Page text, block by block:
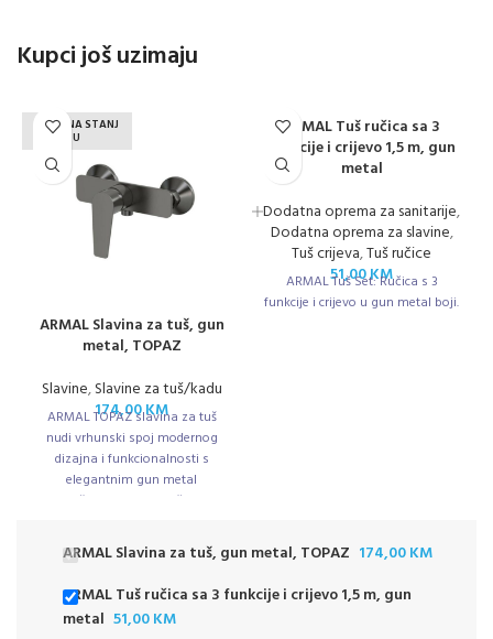
Kupci još uzimaju
NEMA NA STANJ
U
ARMAL Slavina za tuš, gun
metal, TOPAZ
Slavine,Slavine za tuš/kadu
174,00KM
ARMAL TOPAZ slavina za tuš
nudi vrhunski spoj modernog
dizajna i funkcionalnosti s
elegantnim gun metal
završetkom i jednoručnom
ARMAL Tuš ručica sa 3
funkcije i crijevo 1,5 m, gun
metal
Dodatna oprema za sanitarije,
Dodatna oprema za slavine,
Tuš crijeva,Tuš ručice
51,00KM
ARMAL Tuš Set: Ručica s 3
funkcije i crijevo u gun metal boji.
ARMAL Slavina za tuš, gun metal, TOPAZ 174,00KM
ARMAL Tuš ručica sa 3 funkcije i crijevo 1,5 m, gun
metal 51,00KM